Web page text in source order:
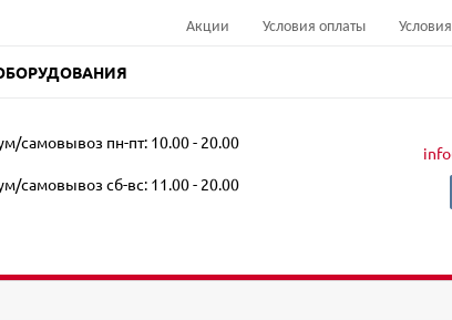
Акции Условия оплаты
самовывоз пн-пт: 10.00 - 20.00
самовывоз сб-вс: 11.00 - 20.00